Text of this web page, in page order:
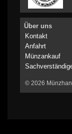
Über uns
Kontakt
Anfahrt
Münzankauf
© 2026